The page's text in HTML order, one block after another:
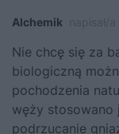
Alchemik
Nie chcę się za
biologiczną
pochodzenia
węży stosowano
podrzucanie